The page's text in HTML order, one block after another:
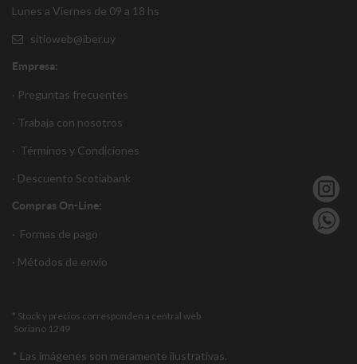
Lunes a Viernes de 09 a 18 hs
sitioweb@iber.uy
Empresa:
· Preguntas frecuentes
· Trabaja con nosotros
· Términos y Condiciones
· Descuento Scotiabank
Compras On-Line:
· Formas de pago
· Métodos de envío
* Stock y precios corresponden a central web
Soriano 1249
* Las imágenes son meramente ilustrativas.